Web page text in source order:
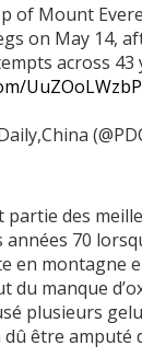
of Mount
on May 14,
across 43
UuZOoLWzbP
partie des
70
en montagne
du manque
plusieurs
être amputé